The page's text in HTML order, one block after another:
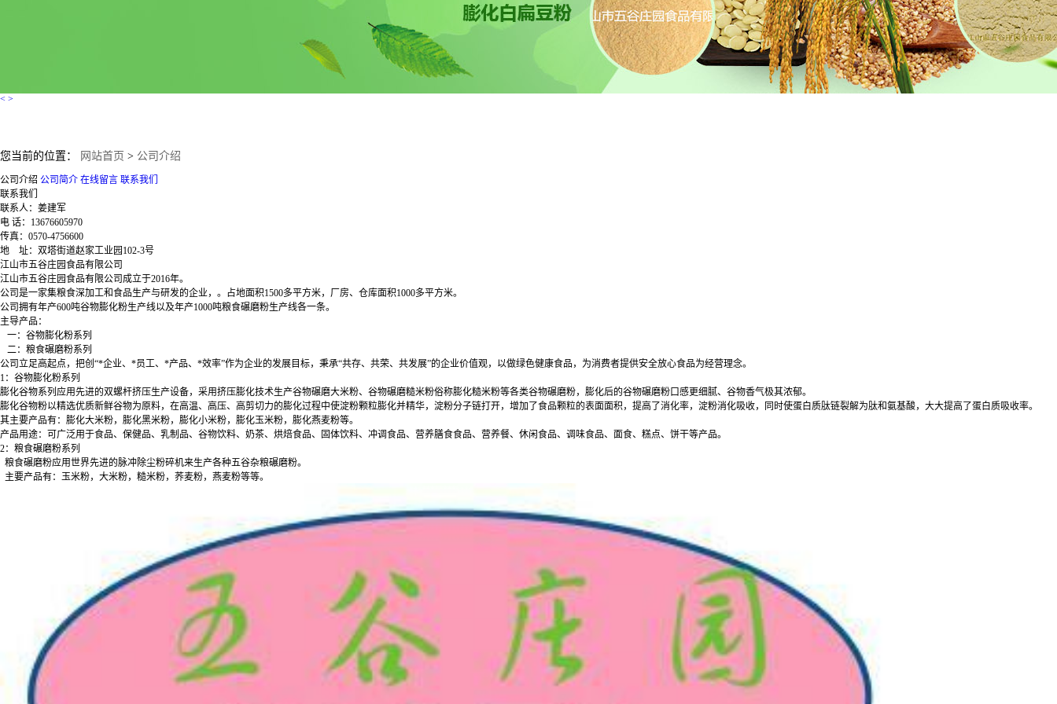
< >
您当前的位置： 网站首页 > 公司介绍
公司介绍 公司简介 在线留言 联系我们
联系我们
联系人：姜建军
电 话：13676605970
传真：0570-4756600
地 址：双塔街道赵家工业园102-3号
江山市五谷庄园食品有限公司
江山市五谷庄园食品有限公司成立于2016年。
公司是一家集粮食深加工和食品生产与研发的企业，。占地面积1500多平方米，厂房、仓库面积1000多平方米。
公司拥有年产600吨谷物膨化粉生产线以及年产1000吨粮食碾磨粉生产线各一条。
主导产品：
一：谷物膨化粉系列
二：粮食碾磨粉系列
公司立足高起点，把创“*企业、*员工、*产品、*效率”作为企业的发展目标，秉承“共存、共荣、共发展”的企业价值观，以做绿色健康食品，为消费者提供安全放心食品为经营理念。
1：谷物膨化粉系列
膨化谷物系列应用先进的双螺杆挤压生产设备，采用挤压膨化技术生产谷物碾磨大米粉、谷物碾磨糙米粉俗称膨化糙米粉等各类谷物碾磨粉，膨化后的谷物碾磨粉口感更细腻、谷物香气极其浓郁。
膨化谷物粉以精选优质新鲜谷物为原料，在高温、高压、高剪切力的膨化过程中使淀粉颗粒膨化并精华，淀粉分子链打开，增加了食品颗粒的表面面积，提高了消化率，淀粉消化吸收，同时使蛋白质肽链裂解为肽和氨基酸，大大提高了蛋白质吸收率。
其主要产品有：膨化大米粉，膨化黑米粉，膨化小米粉，膨化玉米粉，膨化燕麦粉等。
产品用途：可广泛用于食品、保健品、乳制品、谷物饮料、奶茶、烘焙食品、固体饮料、冲调食品、营养膳食食品、营养餐、休闲食品、调味食品、面食、糕点、饼干等产品。
2：粮食碾磨粉系列
粮食碾磨粉应用世界先进的脉冲除尘粉碎机来生产各种五谷杂粮碾磨粉。
主要产品有：玉米粉，大米粉，糙米粉，荞麦粉，燕麦粉等等。